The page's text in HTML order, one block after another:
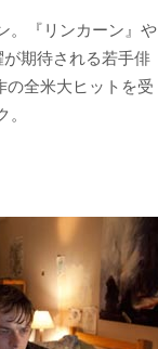
『リンカーン』や
期待される若手俳
全米大ヒットを受